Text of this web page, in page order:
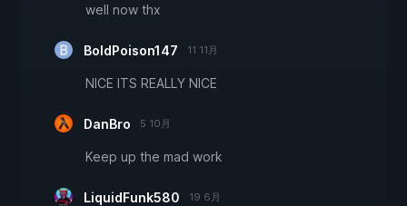
well now thx
BoldPoison147 11 11月
NICE ITS REALLY NICE
DanBro 5 10月
Keep up the mad work
LiquidFunk580 19 6月